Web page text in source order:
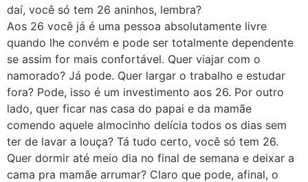
daí, você só tem 26 aninhos, lembra?
Aos 26 você já é uma pessoa absolutamente livre
quando lhe convém e pode ser totalmente dependente
se assim for mais confortável. Quer viajar com o
namorado? Já pode. Quer largar o trabalho e estudar
fora? Pode, isso é um investimento aos 26. Por outro
lado, quer ficar nas casa do papai e da mamãe
comendo aquele almocinho delícia todos os dias sem
ter de lavar a louça? Tá tudo certo, você só tem 26.
Quer dormir até meio dia no final de semana e deixar a
cama pra mamãe arrumar? Claro que pode, afinal, o